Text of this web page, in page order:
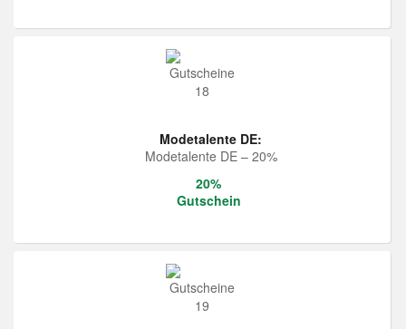
Modetalente DE:
Modetalente DE – 20%
20%
Gutschein